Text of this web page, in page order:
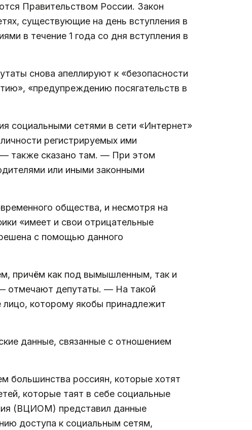
Правительством России. Закон
существующие на день вступления в
в течение 1 года со дня вступления в
снова апеллируют к «безопасности
«предупреждению посягательств в
социальными сетями в сети «Интернет»
регистрируемых ими
— также сказано там. — При этом
или иными законными
общества, и несмотря на
«имеет и свои отрицательные
с помощью данного
причём как под вымышленным, так и
отмечают депутаты. — На такой
которому якобы принадлежит
данные, связанные с отношением
большинства россиян, которые хотят
которые таят в себе социальные
(ВЦИОМ) представил данные
доступа к социальным сетям,